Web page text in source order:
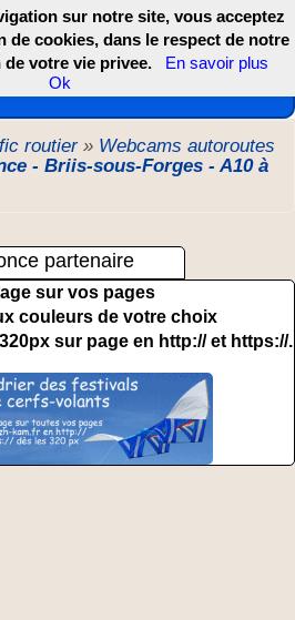
DOM TOM et COM
routier» Webcams autoroutes
- Briis-sous-Forges - A10 à
partenaire
sur vos pages
couleurs de votre choix
sur page en http:// et https://.
sur notre site, vous acceptez
cookies, dans le respect de notre
votre vie privee.
En savoir plus
Ok